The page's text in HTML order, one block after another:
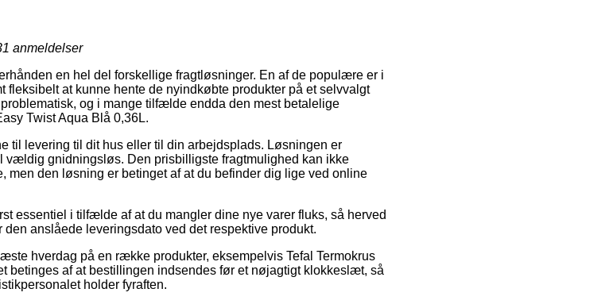
anmeldelser
en hel del forskellige fragtløsninger. En af de populære er i
fleksibelt at kunne hente de nyindkøbte produkter på et selvvalgt
og i mange tilfælde endda den mest betalelige
Twist Aqua Blå 0,36L.
til levering til dit hus eller til din arbejdsplads. Løsningen er
vældig gnidningsløs. Den prisbilligste fragtmulighed kan ikke
men den løsning er betinget af at du befinder dig lige ved online
essentiel i tilfælde af at du mangler dine nye varer fluks, så herved
anslåede leveringsdato ved det respektive produkt.
hverdag på en række produkter, eksempelvis Tefal Termokrus
betinges af at bestillingen indsendes før et nøjagtigt klokkeslæt, så
holder fyraften.